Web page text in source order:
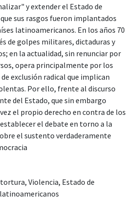
y extender el Estado de
sus rasgos fueron implantados
latinoamericanos. En los años 70
de golpes militares, dictaduras y
en la actualidad, sin renunciar por
opera principalmente por los
exclusión radical que implican
Por ello, frente al discurso
del Estado, que sin embargo
el propio derecho en contra de los
el debate en torno a la
el sustento verdaderamente
tortura, Violencia, Estado de